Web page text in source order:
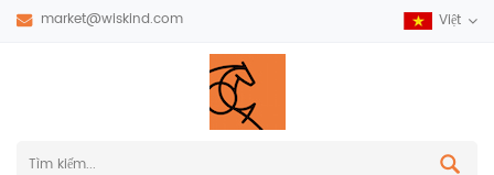
market@wiskind.com Việt